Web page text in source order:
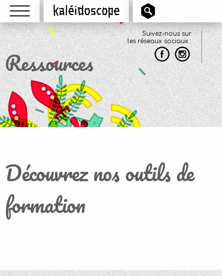
Menu Kaléidoscope
Suivez-nous sur
les réseaux sociaux :
Ressources
Découvrez nos outils de
formation